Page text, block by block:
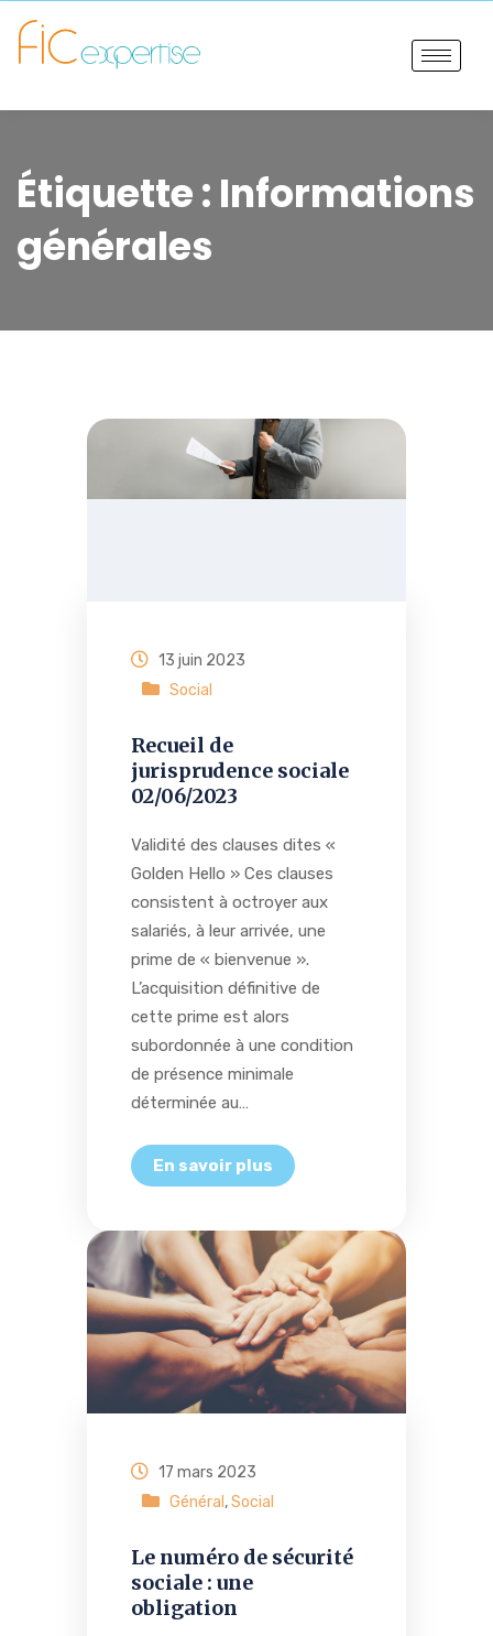
Étiquette : Informations
générales
13 juin 2023
Social
Recueil de
jurisprudence sociale
02/06/2023
Validité des clauses dites «
Golden Hello » Ces clauses
consistent à octroyer aux
salariés, à leur arrivée, une
prime de « bienvenue ».
L’acquisition définitive de
cette prime est alors
subordonnée à une condition
de présence minimale
déterminée au…
17 mars 2023
Général ,Social
Le numéro de sécurité
sociale : une
obligation